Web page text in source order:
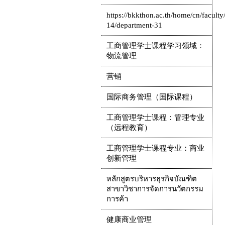
https://bkkthon.ac.th/home/cn/
14/department-31
工商管理学士课程学习领域：
物流管理
营销
国际商务管理（国际课程）
工商管理学士课程：管理专业
（远程教育）
工商管理学士课程专业：商业
创新管理
หลักสูตรบริหารธุรกิจบัณฑิต
สาขาวิชาการจัดการนวัตกรรม
การค้า
健康商业管理